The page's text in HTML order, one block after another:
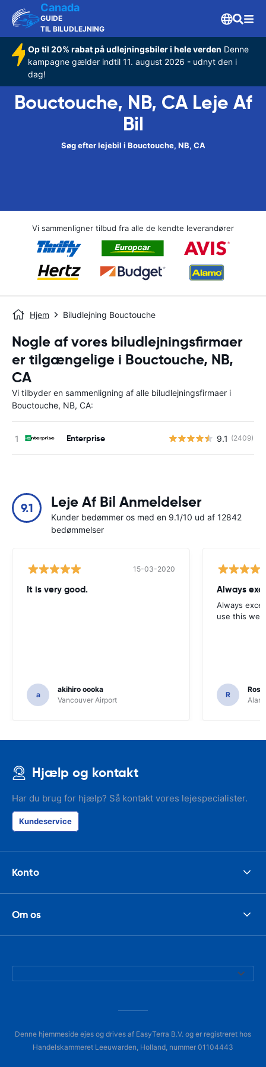
Canada
GUIDE
TIL BILUDLEJNING
Op til 20% rabat på udlejningsbiler i hele verden Denne
kampagne gælder indtil 11. august 2026 - udnyt den i
dag!
Bouctouche, NB, CA Leje Af
Bil
Søg efter lejebil i Bouctouche, NB, CA
Vi sammenligner tilbud fra alle de kendte leverandører
Hjem Biludlejning Bouctouche
Nogle af vores biludlejningsfirmaer
er tilgængelige i Bouctouche, NB,
CA
Vi tilbyder en sammenligning af alle biludlejningsfirmaer i
Bouctouche, NB, CA:
Enterprise 9.1 (2409)
9.1 Leje Af Bil Anmeldelser
Kunder bedømmer os med en 9.1/10 ud af 12842
bedømmelser
15-03-2020
It is very good.
a
akihiro oooka
Vancouver Airport
Always
Always
use this
R
Hjælp og kontakt
Har du brug for hjælp? Så kontakt vores lejespecialister.
Kundeservice
Konto
Om os
Denne hjemmeside ejes og drives af EasyTerra B.V. og er registreret hos
Handelskammeret Leeuwarden, Holland, nummer 01104443